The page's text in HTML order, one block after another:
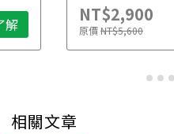
解 NT$2,900
原價NT$5,600
相關文章